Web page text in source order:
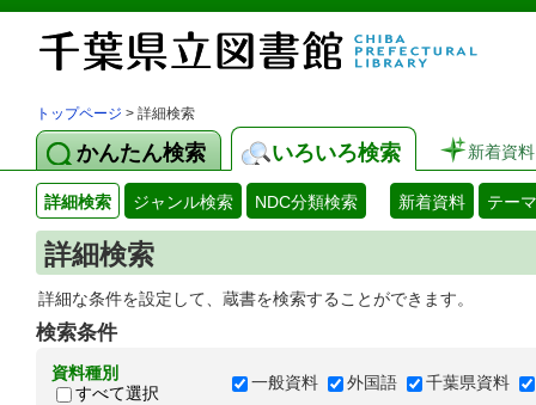
トップページ > 詳細検索
かんたん検索 いろいろ検索 新着資料
詳細検索 ジャンル検索 NDC分類検索 新着資料 テー
詳細検索
詳細な条件を設定して、蔵書を検索することができます。
検索条件
資料種別
すべて選択
一般資料 外国語 千葉県資料